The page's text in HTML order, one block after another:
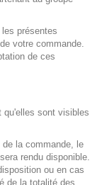
présentes
votre commande.
de ces
qu'elles sont visibles
la commande, le
rendu disponible.
ou en cas
de la totalité des